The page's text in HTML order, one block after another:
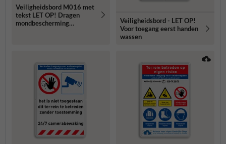
Veiligheidsbord M016 met
tekst LET OP! Dragen
mondbescherming
Veiligheidsbord - LET OP!
Voor toegang eerst handen
wassen